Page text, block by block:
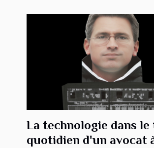
La technologie dans
quotidien d'un avocat